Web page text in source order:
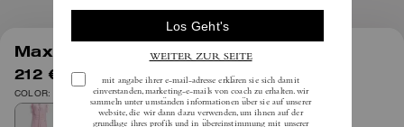
Maxikleid Mit Print
212 € 425 €
COLOR: Pink Multi